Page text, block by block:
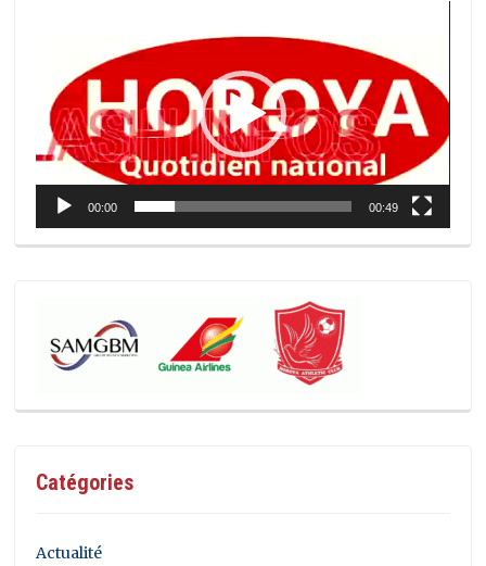
00:00 00:49
Catégories
Actualité